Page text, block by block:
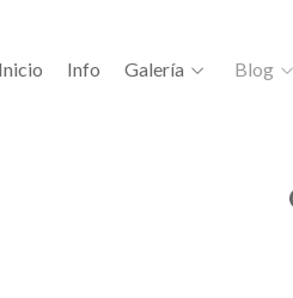
Inicio Info Galería Blog